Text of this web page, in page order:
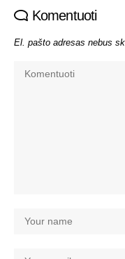
Komentuoti
El. pašto adresas nebus